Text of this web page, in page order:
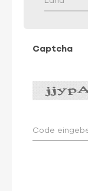
Captcha